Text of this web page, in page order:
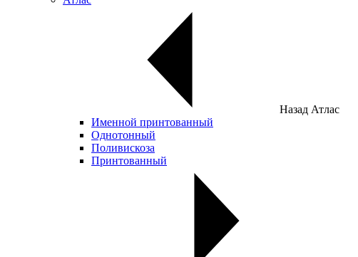
Назад Атлас
Именной принтованный
Однотонный
Поливискоза
Принтованный